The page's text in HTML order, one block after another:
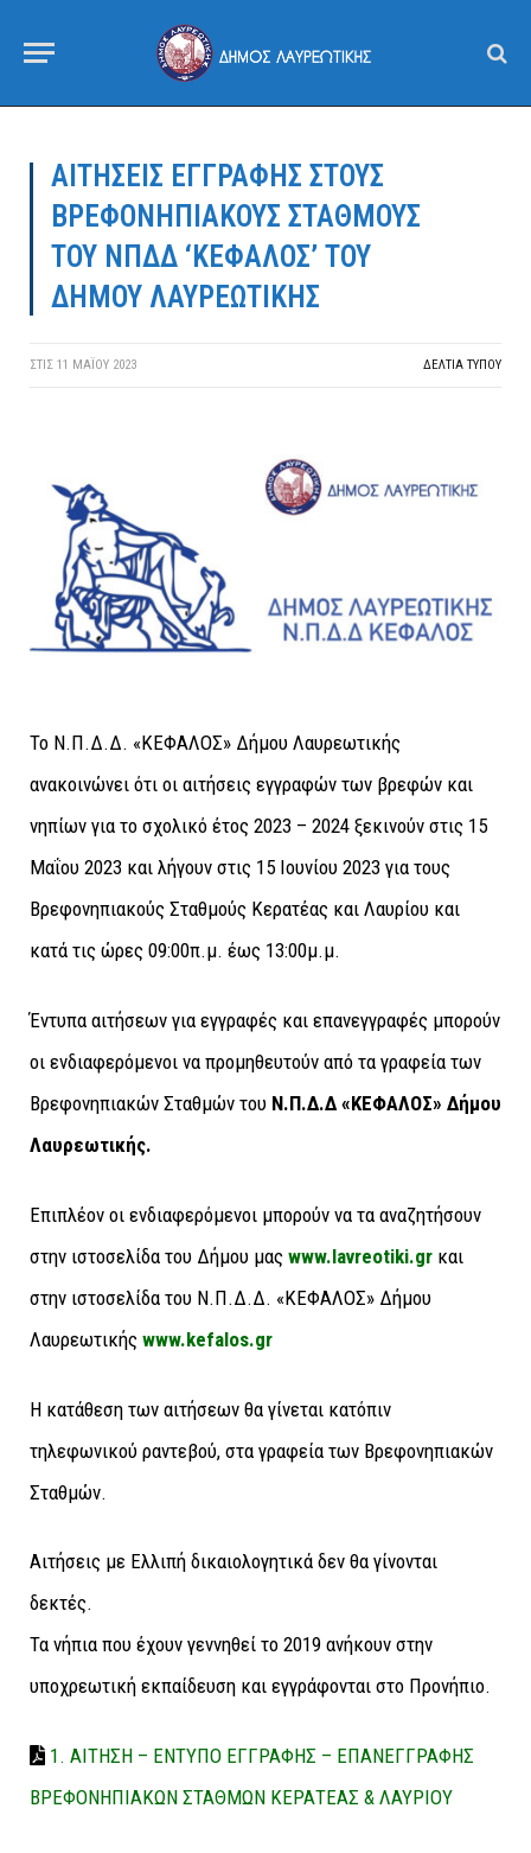
ΑΙΤΗΣΕΙΣ ΕΓΓΡΑΦΗΣ ΣΤΟΥΣ
ΒΡΕΦΟΝΗΠΙΑΚΟΥΣ ΣΤΑΘΜΟΥΣ
ΤΟΥ ΝΠΔΔ ‘ΚΕΦΑΛΟΣ’ ΤΟΥ
ΔΗΜΟΥ ΛΑΥΡΕΩΤΙΚΗΣ
ΣΤΙΣ 11 ΜΑΪ́ΟΥ 2023 ΔΕΛΤΙΑ ΤΥΠΟΥ
Το Ν.Π.Δ.Δ. «ΚΕΦΑΛΟΣ» Δήμου Λαυρεωτικής
ανακοινώνει ότι οι αιτήσεις εγγραφών των βρεφών και
νηπίων για το σχολικό έτος 2023 – 2024 ξεκινούν στις 15
Μαΐου 2023 και λήγουν στις 15 Ιουνίου 2023 για τους
Βρεφονηπιακούς Σταθμούς Κερατέας και Λαυρίου και
κατά τις ώρες 09:00π.μ. έως 13:00μ.μ.
Έντυπα αιτήσεων για εγγραφές και επανεγγραφές μπορούν
οι ενδιαφερόμενοι να προμηθευτούν από τα γραφεία των
Βρεφονηπιακών Σταθμών του Ν.Π.Δ.Δ «ΚΕΦΑΛΟΣ» Δήμου
Λαυρεωτικής.
Επιπλέον οι ενδιαφερόμενοι μπορούν να τα αναζητήσουν
στην ιστοσελίδα του Δήμου μας www.lavreotiki.gr και
στην ιστοσελίδα του Ν.Π.Δ.Δ. «ΚΕΦΑΛΟΣ» Δήμου
Λαυρεωτικής www.kefalos.gr
Η κατάθεση των αιτήσεων θα γίνεται κατόπιν
τηλεφωνικού ραντεβού, στα γραφεία των Βρεφονηπιακών
Σταθμών.
Αιτήσεις με Ελλιπή δικαιολογητικά δεν θα γίνονται
δεκτές.
Τα νήπια που έχουν γεννηθεί το 2019 ανήκουν στην
υποχρεωτική εκπαίδευση και εγγράφονται στο Προνήπιο.
1. ΑΙΤΗΣΗ – ΕΝΤΥΠΟ ΕΓΓΡΑΦΗΣ – ΕΠΑΝΕΓΓΡΑΦΗΣ
ΒΡΕΦΟΝΗΠΙΑΚΩΝ ΣΤΑΘΜΩΝ ΚΕΡΑΤΕΑΣ & ΛΑΥΡΙΟΥ